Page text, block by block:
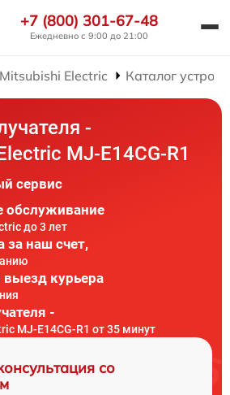
+7 (800) 301-67-48
Ежедневно с 9:00 до 21:00
Electric Каталог
-
MJ-E14CG-R1
сервис
обслуживание
до 3 лет
за наш счет,
курьера
-
MJ-E14CG-R1 от 35 минут
со